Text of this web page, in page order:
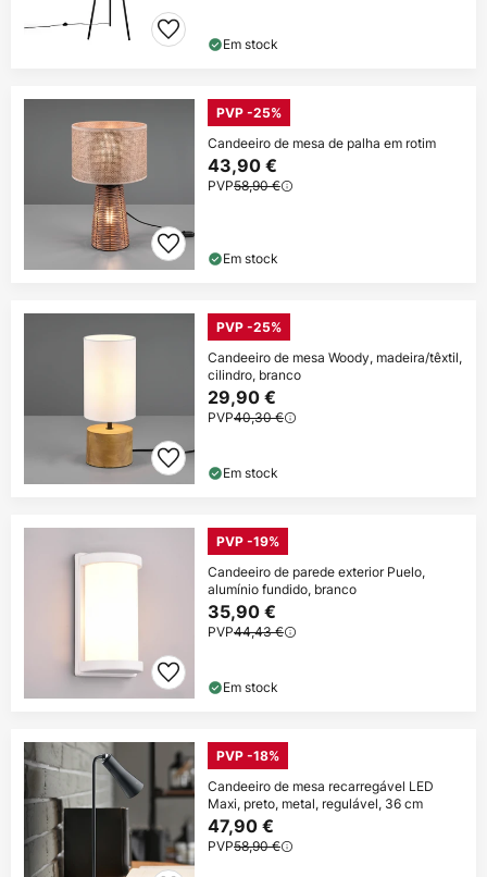
Em stock
PVP -25%
Candeeiro de mesa de palha em rotim
43,90 €
PVP58,90 €
Em stock
PVP -25%
Candeeiro de mesa Woody, madeira/têxtil,
cilindro, branco
29,90 €
PVP40,30 €
Em stock
PVP -19%
Candeeiro de parede exterior Puelo,
alumínio fundido, branco
35,90 €
PVP44,43 €
Em stock
PVP -18%
Candeeiro de mesa recarregável LED
Maxi, preto, metal, regulável, 36 cm
47,90 €
PVP58,90 €